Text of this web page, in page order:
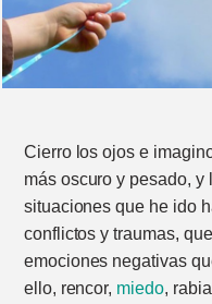
Cierro los ojos e
más oscuro y pesado,
situaciones que he ido
conflictos y traumas,
emociones negativas
ello, rencor, miedo,